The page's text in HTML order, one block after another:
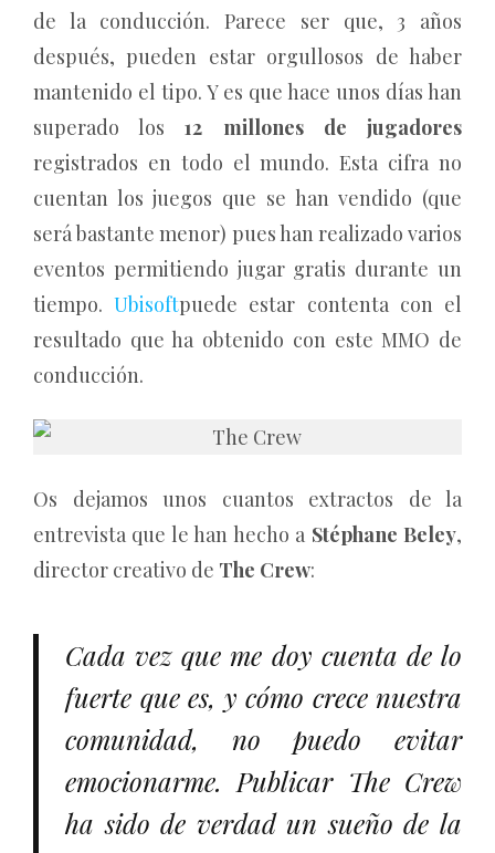
de la conducción. Parece ser que, 3 años
después, pueden estar orgullosos de haber
mantenido el tipo. Y es que hace unos días han
superado los12 millones de jugadores
registrados en todo el mundo. Esta cifra no
cuentan los juegos que se han vendido (que
será bastante menor) pues han realizado varios
eventos permitiendo jugar gratis durante un
tiempo.Ubisoftpuede estar contenta con el
resultado que ha obtenido con este MMO de
conducción.
Os dejamos unos cuantos extractos de la
entrevista que le han hecho a Stéphane Beley,
director creativo de The Crew:
Cada vez que me doy cuenta de lo
fuerte que es, y cómo crece nuestra
comunidad, no puedo evitar
emocionarme. Publicar The Crew
ha sido de verdad un sueño de la